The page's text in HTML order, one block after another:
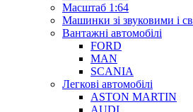
Масштаб 1:64
Машинки зі звуковими і
Вантажні автомобілі
FORD
MAN
SCANIA
Легкові автомобілі
ASTON MARTIN
AUDI